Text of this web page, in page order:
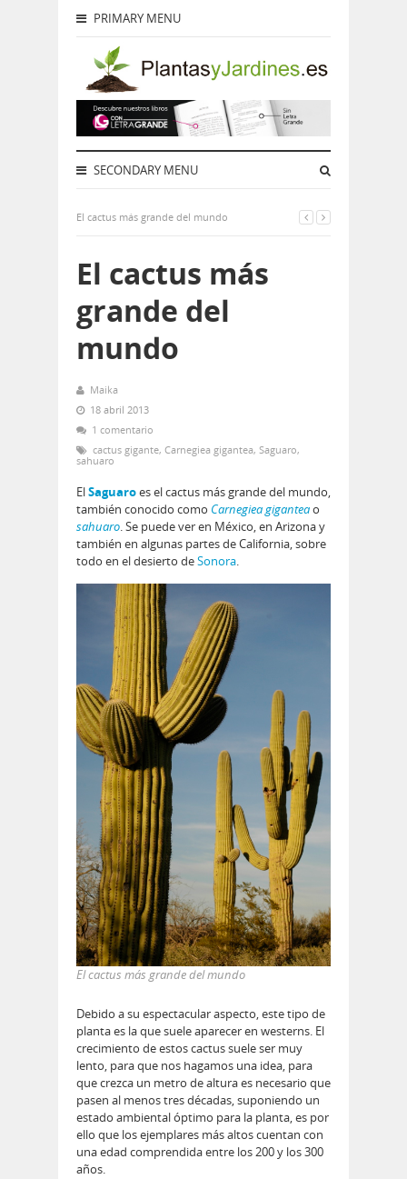
PRIMARY MENU
SECONDARY MENU
El cactus más grande del mundo
El cactus más
grande del
mundo
Maika
18 abril 2013
1 comentario
cactus gigante, Carnegiea gigantea, Saguaro,
sahuaro
ElSaguaroes el cactus más grande del mundo,
también conocido como Carnegiea giganteao
sahuaro. Se puede ver en México, en Arizona y
también en algunas partes de California, sobre
todo en el desierto deSonora.
El cactus más grande del mundo
Debido a su espectacular aspecto, este tipo de
planta es la que suele aparecer en westerns. El
crecimiento de estos cactus suele ser muy
lento, para que nos hagamos una idea, para
que crezca un metro de altura es necesario que
pasen al menos tres décadas, suponiendo un
estado ambiental óptimo para la planta, es por
ello que los ejemplares más altos cuentan con
una edad comprendida entre los 200 y los 300
años.